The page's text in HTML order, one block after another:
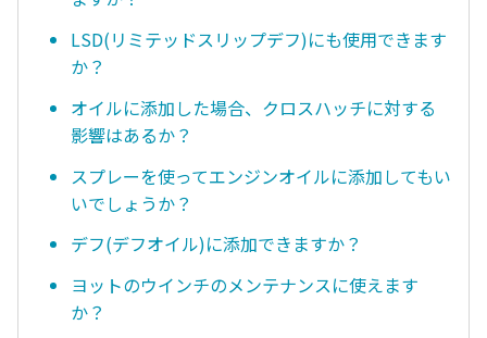
LSD(リミテッドスリップデフ)にも使用できます
か？
オイルに添加した場合、クロスハッチに対する
影響はあるか？
スプレーを使ってエンジンオイルに添加してもい
いでしょうか？
デフ(デフオイル)に添加できますか？
ヨットのウインチのメンテナンスに使えます
か？